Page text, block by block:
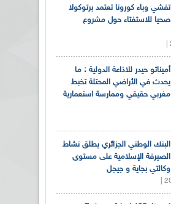
تفشي وباء كورونا تعتمد برتوكولا
صحيا للاستفتاء حول مشروع
أميناتو حيدر للاذاعة الدولية : ما
يحدث في الأراضي المحتلة تخبط
مغربي حقيقي وممارسة استعمارية
البنك الوطني الجزائري يطلق نشاط
الصيرفة الإسلامية على مستوى
وكالتي بجاية و جيجل